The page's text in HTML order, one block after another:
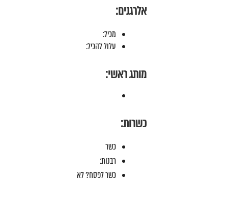
אלרגנים:
מכיל:
עלול להכיל:
מותג ראשי:
כשרות:
כשר
רבנות:
כשר לפסח? לא